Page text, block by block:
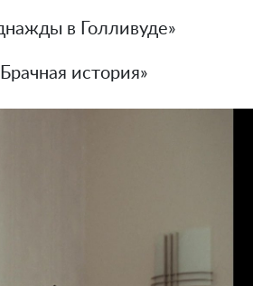
в Голливуде»
история»